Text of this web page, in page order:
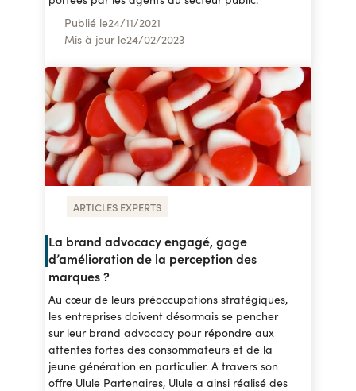
Publié le24/11/2021
Mis à jour le24/02/2023
ARTICLES EXPERTS
La brand advocacy engagé, gage
d’amélioration de la perception des
marques ?
Au cœur de leurs préoccupations stratégiques,
les entreprises doivent désormais se pencher
sur leur brand advocacy pour répondre aux
attentes fortes des consommateurs et de la
jeune génération en particulier. A travers son
offre Ulule Partenaires, Ulule a ainsi réalisé des